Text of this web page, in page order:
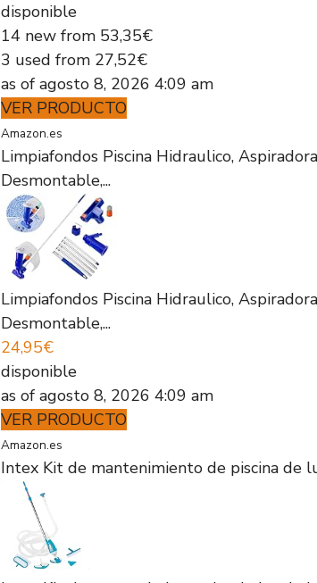
disponible
14 new from 53,35€
3 used from 27,52€
as of agosto 8, 2026 4:09 am
VER PRODUCTO
Amazon.es
Limpiafondos Piscina Hidraulico,
Desmontable,...
Limpiafondos Piscina Hidraulico,
Desmontable,...
24,95€
disponible
as of agosto 8, 2026 4:09 am
VER PRODUCTO
Amazon.es
Intex Kit de mantenimiento de piscina de